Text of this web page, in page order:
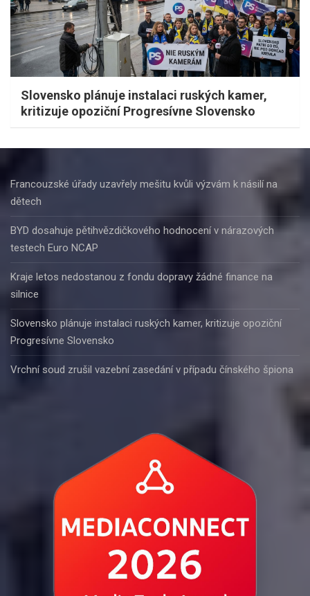
Slovensko plánuje instalaci ruských kamer,
kritizuje opoziční Progresívne Slovensko
Francouzské úřady uzavřely mešitu kvůli výzvám k násilí na
dětech
BYD dosahuje pětihvězdičkového hodnocení v nárazových
testech Euro NCAP
Kraje letos nedostanou z fondu dopravy žádné finance na
silnice
Slovensko plánuje instalaci ruských kamer, kritizuje opoziční
Progresívne Slovensko
Vrchní soud zrušil vazební zasedání v případu čínského špiona